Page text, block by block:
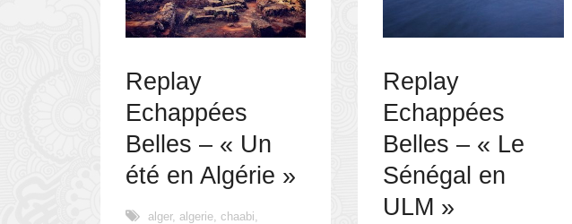
Replay
Echappées
Belles – « Un
été en Algérie »
alger, algerie chaabi
Replay
Echappées
Belles – « Le
Sénégal en
ULM »